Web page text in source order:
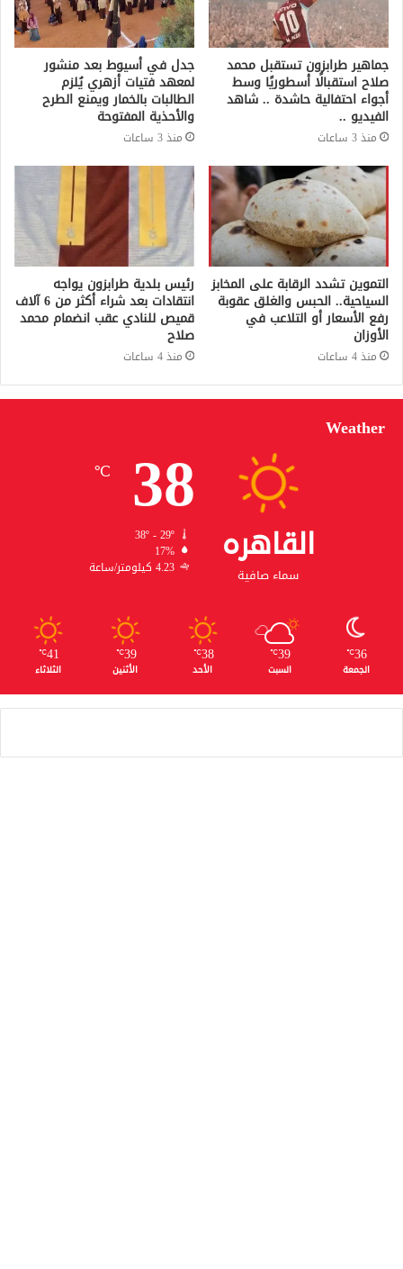
جماهير طرابزون تستقبل محمد
صلاح استقبالًا أسطوريًا وسط
أجواء احتفالية حاشدة .. شاهد
الفيديو ..
منذ 3 ساعات
جدل في أسيوط بعد منشور
لمعهد فتيات أزهري يُلزم
الطالبات بالخمار ويمنع الطرح
والأحذية المفتوحة
منذ 3 ساعات
التموين تشدد الرقابة على المخابز
السياحية.. الحبس والغلق عقوبة
رفع الأسعار أو التلاعب في
الأوزان
منذ 4 ساعات
رئيس بلدية طرابزون يواجه
انتقادات بعد شراء أكثر من 6 آلاف
قميص للنادي عقب انضمام محمد
صلاح
منذ 4 ساعات
Weather
القاهره
سماء صافية
38
℃
38º - 29º
17%
4.23 كيلومتر/ساعة
36
℃
الجمعة
39
℃
السبت
38
℃
الأحد
39
℃
الأثنين
41
℃
الثلاثاء